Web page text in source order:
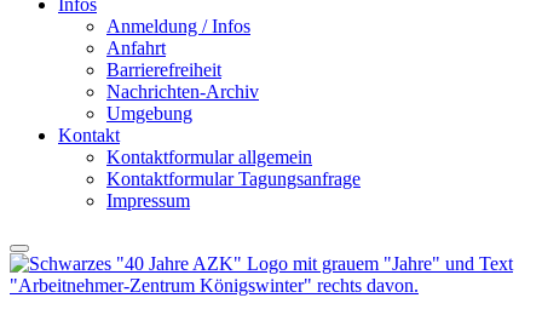
Infos
Anmeldung / Infos
Anfahrt
Barrierefreiheit
Nachrichten-Archiv
Umgebung
Kontakt
Kontaktformular allgemein
Kontaktformular Tagungsanfrage
Impressum